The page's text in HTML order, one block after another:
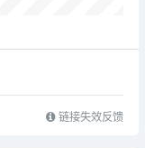
链接失效反馈